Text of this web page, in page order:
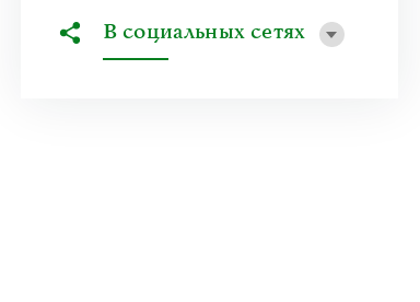
В социальных сетях